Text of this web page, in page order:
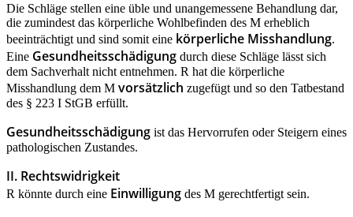
Die Schläge stellen eine üble und unangemessene Behandlung dar,
die zumindest das körperliche Wohlbefinden des M erheblich
beeinträchtigt und sind somit eine körperliche Misshandlung.
Eine Gesundheitsschädigung durch diese Schläge lässt sich
dem Sachverhalt nicht entnehmen. R hat die körperliche
Misshandlung dem M vorsätzlich zugefügt und so den Tatbestand
des § 223 I StGB erfüllt.
Gesundheitsschädigung ist das Hervorrufen oder Steigern eines
pathologischen Zustandes.
II. Rechtswidrigkeit
R könnte durch eine Einwilligung des M gerechtfertigt sein.